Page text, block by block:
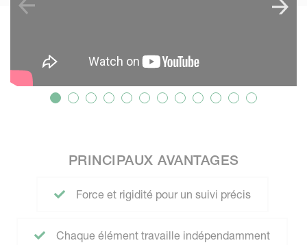
PRINCIPAUX AVANTAGES
Force et rigidité pour un suivi précis
Chaque élément travaille indépendamment